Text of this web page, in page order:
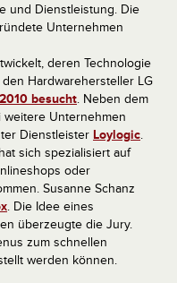
und Dienstleistung. Die
Unternehmen
deren Technologie
Hardwarehersteller LG
besucht. Neben dem
weitere Unternehmen
Dienstleister Loylogic.
sich spezialisiert auf
oder
Susanne Schanz
. Die Idee eines
überzeugte die Jury.
zum schnellen
werden können.